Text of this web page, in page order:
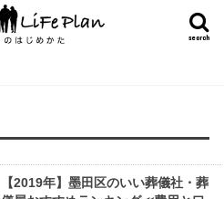
search
【2019年】墨田区のいい葬儀社・葬